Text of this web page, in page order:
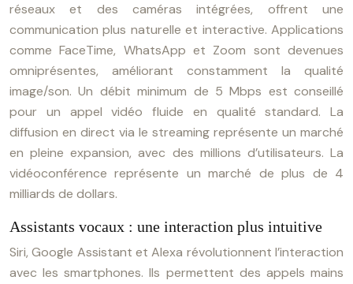
réseaux et des caméras intégrées, offrent une
communication plus naturelle et interactive. Applications
comme FaceTime, WhatsApp et Zoom sont devenues
omniprésentes, améliorant constamment la qualité
image/son. Un débit minimum de 5 Mbps est conseillé
pour un appel vidéo fluide en qualité standard. La
diffusion en direct via le streaming représente un marché
en pleine expansion, avec des millions d’utilisateurs. La
vidéoconférence représente un marché de plus de 4
milliards de dollars.
Assistants vocaux : une interaction plus intuitive
Siri, Google Assistant et Alexa révolutionnent l’interaction
avec les smartphones. Ils permettent des appels mains